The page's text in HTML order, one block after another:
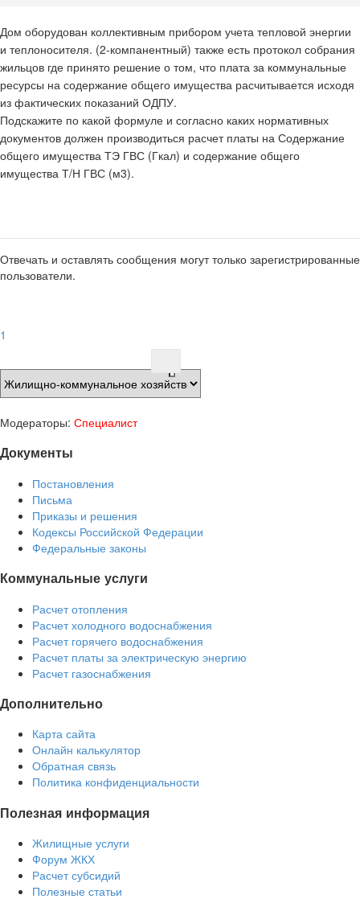
Дом оборудован коллективным прибором учета тепловой энергии
и теплоносителя. (2-компанентный) также есть протокол собрания
жильцов где принято решение о том, что плата за коммунальные
ресурсы на содержание общего имущества расчитывается исходя
из фактических показаний ОДПУ.
Подскажите по какой формуле и согласно каких нормативных
документов должен производиться расчет платы на Содержание
общего имущества ТЭ ГВС (Гкал) и содержание общего
имущества Т/Н ГВС (м3).
Отвечать и оставлять сообщения могут только зарегистрированные
пользователи.
1
Модераторы: Специалист
Документы
Постановления
Письма
Приказы и решения
Кодексы Российской Федерации
Федеральные законы
Коммунальные услуги
Расчет отопления
Расчет холодного водоснабжения
Расчет горячего водоснабжения
Расчет платы за электрическую энергию
Расчет газоснабжения
Дополнительно
Карта сайта
Онлайн калькулятор
Обратная связь
Политика конфиденциальности
Полезная информация
Жилищные услуги
Форум ЖКХ
Расчет субсидий
Полезные статьи